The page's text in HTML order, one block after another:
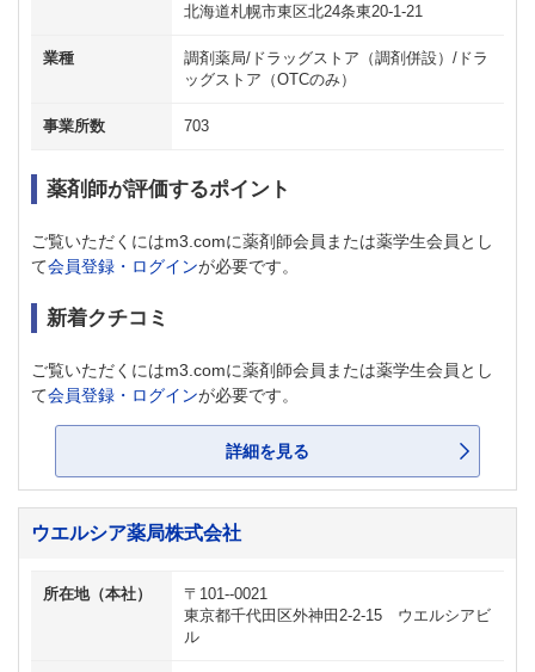
北海道札幌市東区北24条東20-1-21
業種
調剤薬局/ドラッグストア（調剤併設）/ドラ
ッグストア（OTCのみ）
事業所数 703
薬剤師が評価するポイント
ご覧いただくにはm3.comに薬剤師会員または薬学生会員とし
て会員登録・ログインが必要です。
新着クチコミ
ご覧いただくにはm3.comに薬剤師会員または薬学生会員とし
て会員登録・ログインが必要です。
詳細を見る
ウエルシア薬局株式会社
所在地（本社）
〒101--0021
東京都千代田区外神田2-2-15 ウエルシアビ
ル